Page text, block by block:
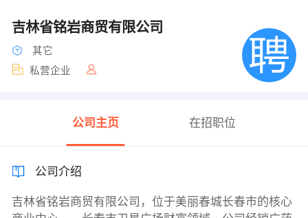
吉林省铭岩商贸有限公司
其它
私营企业
公司主页 在招职位
公司介绍
吉林省铭岩商贸有限公司，位于美丽春城长春市的核心